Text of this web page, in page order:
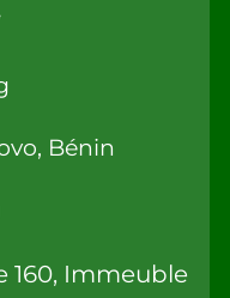
Bénin
160, Immeuble